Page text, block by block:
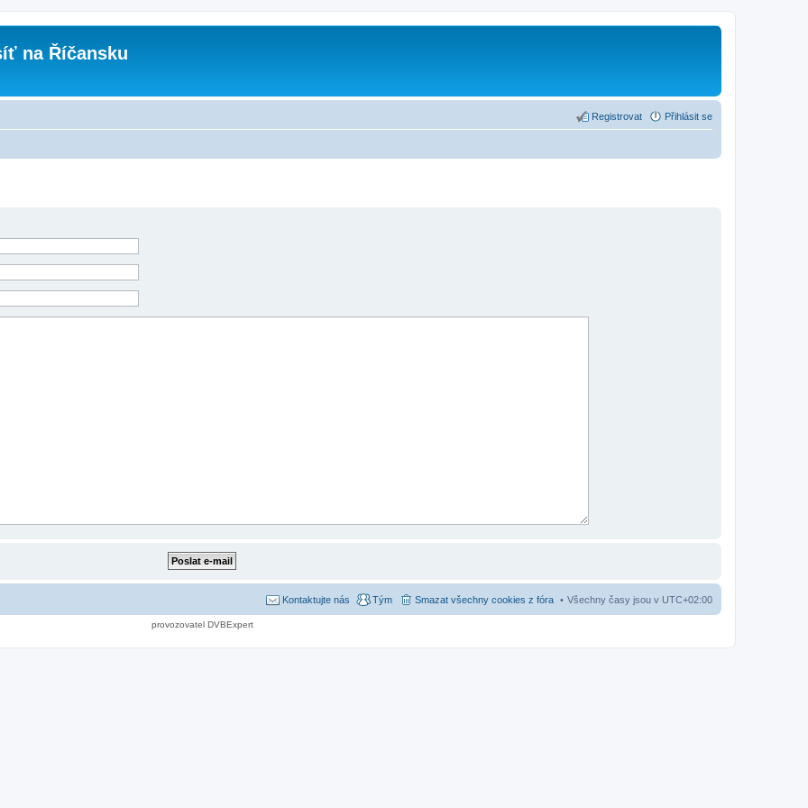
na Říčansku
Přihlásit se
Registrovat
Všechny časy jsou v UTC+02:00
Smazat všechny cookies z fóra
Tým
Kontaktujte nás
provozovatel DVBExpert